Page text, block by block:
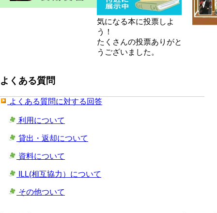
気になる本に投票しよ
う！
たくさんの投票ありがと
うございました。
よくある質問
よくある質問に対する回答
利用について
貸出・返却について
資料について
ILL(相互協力）について
その他ついて